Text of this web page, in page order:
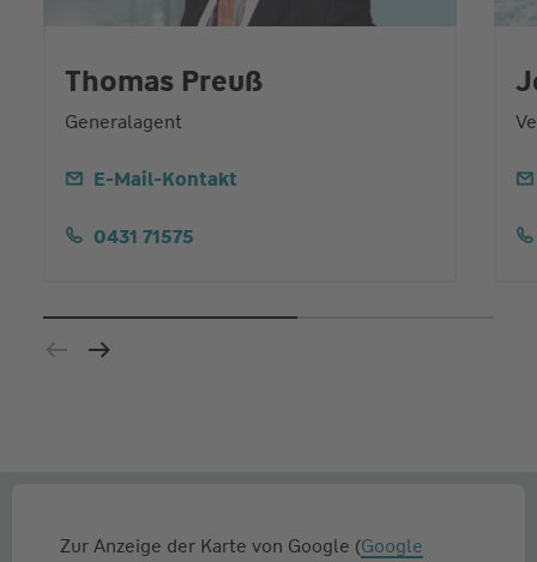
Thomas Preuß
Generalagent
E-Mail-Kontakt
0431 71575
Zur Anzeige der Karte von Google (Google